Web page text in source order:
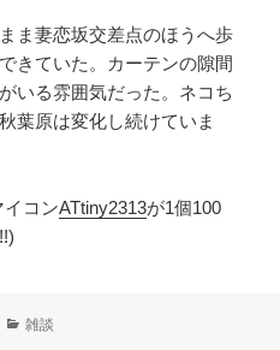
ま妻恋坂交差点のほうへ歩
きていた。カーテンの隙間
いる雰囲気だった。ネコち
葉原は変化し続けていま
イコンATtiny2313が1個100
カ
雑談